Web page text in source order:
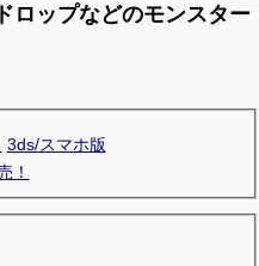
ロップなどのモンスター
3ds/スマホ版
！